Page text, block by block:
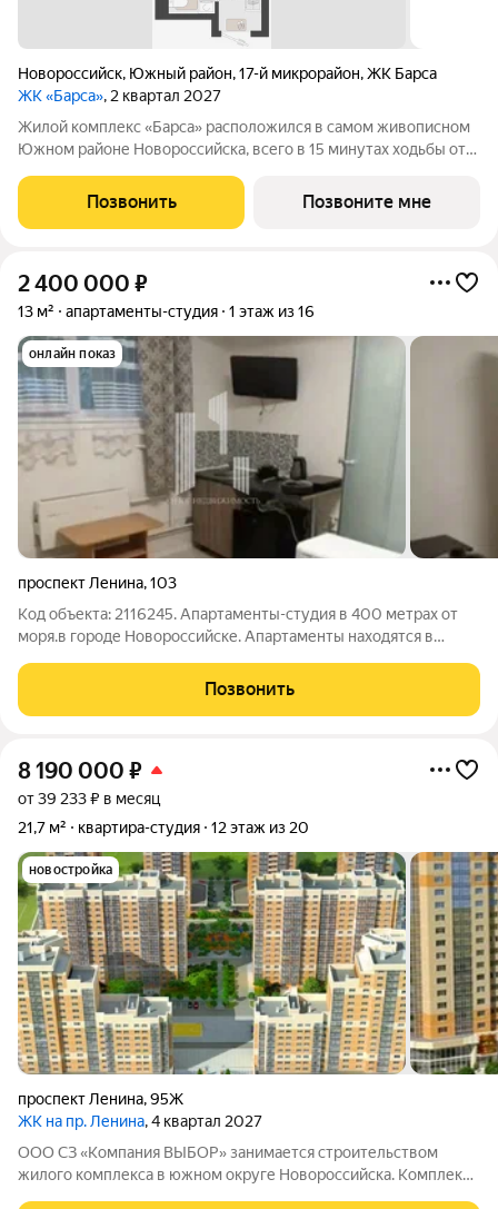
Новороссийск, Южный район,17-й микрорайон,ЖК Барса
ЖК «Барса», 2 квартал 2027
Жилой комплекс «Барса» расположился в самом живописном
Южном районе Новороссийска, всего в 15 минутах ходьбы от
этажей. Проект объединяет просторные квартиры с
панорамными окнами, продуманные
Позвонить Позвоните мне
2 400 000 ₽
13 м² апартаменты-студия 1 этаж из 16
онлайн показ
проспект Ленина,103
Код объекта: 2116245. Апартаменты-студия в 400 метрах от
моря.в городе Новороссийске. Апартаменты находятся в
Новороссийск, пр.Ленина, дом 103. Дом панельный, построен в
2011 году. Окна выходят на
Позвонить
8 190 000 ₽
от 39 233 ₽ в месяц
21,7 м²
квартира-студия 12 этаж из 20
новостройка
проспект Ленина,95Ж
ЖК на пр. Ленина, 4 квартал 2027
ООО СЗ «Компания ВЫБОР» занимается строительством
жилого комплекса в южном округе Новороссийска. Комплекс